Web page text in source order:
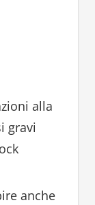
alla
gravi
anche